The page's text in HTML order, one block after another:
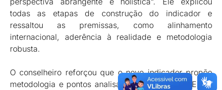
todas as etapas de construção do indicador e
ressaltou as premissas, como alinhamento
internacional, aderência à realidade e metodologia
robusta.
O conselheiro reforçou que o novo indicador propõe
metodologia e pontos analisados diferentes do IEGM,